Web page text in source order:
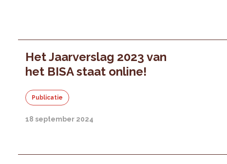
Het Jaarverslag 2023 van
het BISA staat online!
Publicatie
18 september 2024